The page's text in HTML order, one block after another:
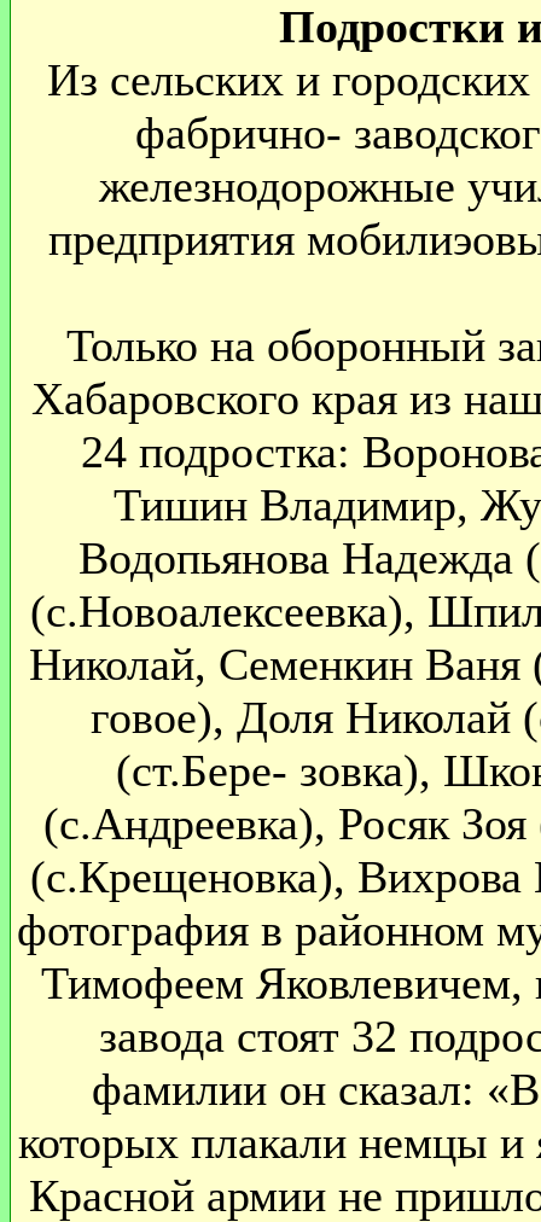
Подростки
Из сельских и
фабрично-
железнодорожные
предприятия
Только на оборонный
Хабаровского края из
24 подростка:
Тишин Владимир,
Водопьянова Надежда
(с.Новоалексеевка),
Николай, Семенкин
говое), Доля Николай
(ст.Бере- зовка),
(с.Андреевка), Росяк
(с.Крещеновка), Вихрова
фотография в районном
Тимофеем Яковлевичем,
завода стоят 32
фамилии он сказал:
которых плакали немцы и
Красной армии не